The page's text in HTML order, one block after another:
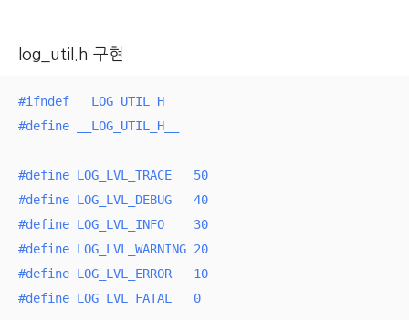
log_util.h 구현
#ifndef __LOG_UTIL_H__
#define __LOG_UTIL_H__
#define LOG_LVL_TRACE   50
#define LOG_LVL_DEBUG   40
#define LOG_LVL_INFO    30
#define LOG_LVL_WARNING 20
#define LOG_LVL_ERROR   10
#define LOG_LVL_FATAL   0